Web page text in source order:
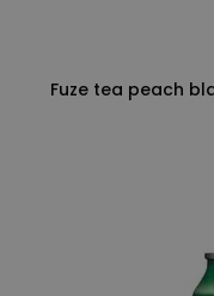
Fuze tea peach